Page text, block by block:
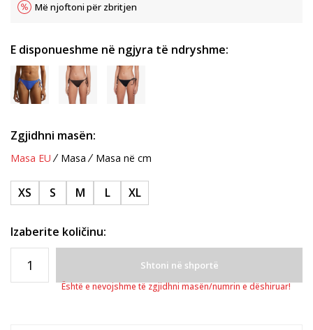
Më njoftoni për zbritjen
E disponueshme në ngjyra të ndryshme:
Zgjidhni masën:
Masa EU Masa Masa në cm
XS S M L XL
Izaberite količinu:
Shtoni në shportë
Është e nevojshme të zgjidhni masën/numrin e dëshiruar!